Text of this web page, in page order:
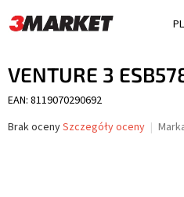
do
treści
VENTURE 3
EAN: 8119070290692
Średnia
Brak ocenySzczegóły oceny